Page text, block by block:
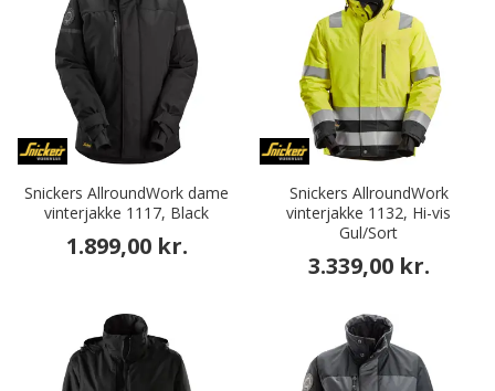
Snickers AllroundWork dame
vinterjakke 1117, Black
1.899,00 kr.
Snickers AllroundWork
vinterjakke 1132, Hi-vis
Gul/Sort
3.339,00 kr.